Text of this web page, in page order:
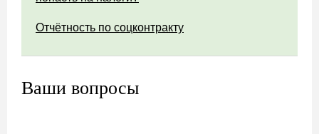
Отчётность по соцконтракту
Ваши вопросы